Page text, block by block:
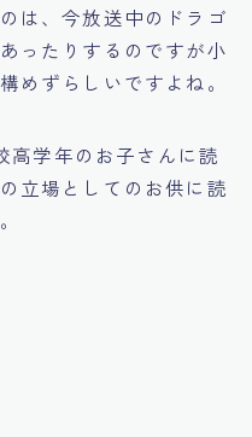
は、今放送中のドラゴ
ったりするのですが小
めずらしいですよね。
高学年のお子さんに読
立場としてのお供に読